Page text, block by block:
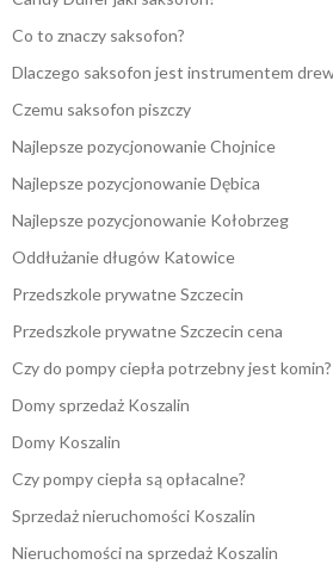
Co to znaczy saksofon?
Dlaczego saksofon jest instrumentem
Czemu saksofon piszczy
Najlepsze pozycjonowanie Chojnice
Najlepsze pozycjonowanie Dębica
Najlepsze pozycjonowanie Kołobrzeg
Oddłużanie długów Katowice
Przedszkole prywatne Szczecin
Przedszkole prywatne Szczecin cena
Czy do pompy ciepła potrzebny jest komin?
Domy sprzedaż Koszalin
Domy Koszalin
Czy pompy ciepła są opłacalne?
Sprzedaż nieruchomości Koszalin
Nieruchomości na sprzedaż Koszalin